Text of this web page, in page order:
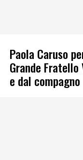
Paola Caruso
Grande
e dal compagno